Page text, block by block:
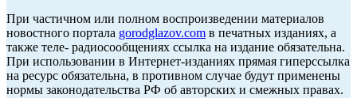
При частичном или полном воспроизведении материалов
новостного портала gorodglazov.com в печатных изданиях, а
также теле- радиосообщениях ссылка на издание обязательна.
При использовании в Интернет-изданиях прямая гиперссылка
на ресурс обязательна, в противном случае будут применены
нормы законодательства РФ об авторских и смежных правах.